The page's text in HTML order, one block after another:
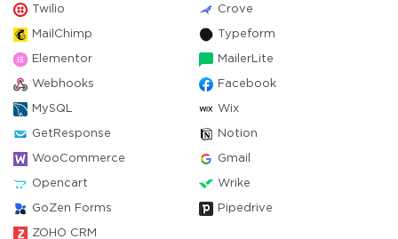
Twilio Crove
MailChimp Typeform
Elementor MailerLite
Webhooks Facebook
MySQL Wix
GetResponse Notion
WooCommerce Gmail
Opencart Wrike
GoZen Forms Pipedrive
ZOHO CRM